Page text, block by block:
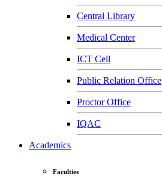
Central Library
Medical Center
ICT Cell
Public Relation Office
Proctor Office
IQAC
Academics
Faculties